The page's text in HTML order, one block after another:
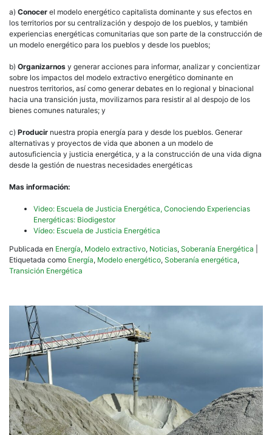
a) Conocer el modelo energético capitalista dominante y sus efectos en
los territorios por su centralización y despojo de los pueblos, y también
experiencias energéticas comunitarias que son parte de la construcción de
un modelo energético para los pueblos y desde los pueblos;
b) Organizarnos y generar acciones para informar, analizar y concientizar
sobre los impactos del modelo extractivo energético dominante en
nuestros territorios, así como generar debates en lo regional y binacional
hacia una transición justa, movilizarnos para resistir al al despojo de los
bienes comunes naturales; y
c) Producir nuestra propia energía para y desde los pueblos. Generar
alternativas y proyectos de vida que abonen a un modelo de
autosuficiencia y justicia energética, y a la construcción de una vida digna
desde la gestión de nuestras necesidades energéticas
Mas información:
Video: Escuela de Justicia Energética, Conociendo Experiencias
Energéticas: Biodigestor
Vídeo: Escuela de Justicia Energética
Publicada en Energía, Modelo extractivo, Noticias, Soberanía Energética
Etiquetada como Energía, Modelo energético, Soberanía energética,
Transición Energética